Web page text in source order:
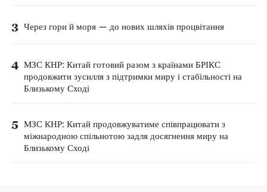
3 Через гори й моря — до нових шляхів процвітання
4 МЗС КНР: Китай готовий разом з країнами БРІКС
продовжити зусилля з підтримки миру і стабільності на
Близькому Сході
5 МЗС КНР: Китай продовжуватиме співпрацювати з
міжнародною спільнотою задля досягнення миру на
Близькому Сході